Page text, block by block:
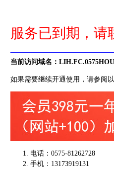
服务已到期，请
当前访问域名：
如果需要继续开通使用，请参阅
电话：0575-81262728
手机：13173919131